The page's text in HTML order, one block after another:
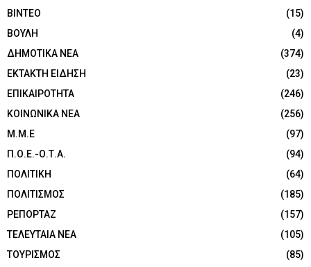
ΒΙΝΤΕΟ
(15)
ΒΟΥΛΗ
(4)
ΔΗΜΟΤΙΚΑ ΝΕΑ
(374)
ΕΚΤΑΚΤΗ ΕΙΔΗΣΗ
(23)
ΕΠΙΚΑΙΡΟΤΗΤΑ
(246)
ΚΟΙΝΩΝΙΚΑ ΝΕΑ
(256)
Μ.Μ.Ε
(97)
Π.Ο.Ε.-Ο.Τ.Α.
(94)
ΠΟΛΙΤΙΚΗ
(64)
ΠΟΛΙΤΙΣΜΟΣ
(185)
ΡΕΠΟΡΤΑΖ
(157)
ΤΕΛΕΥΤΑΙΑ ΝΕΑ
(105)
ΤΟΥΡΙΣΜΟΣ
(85)